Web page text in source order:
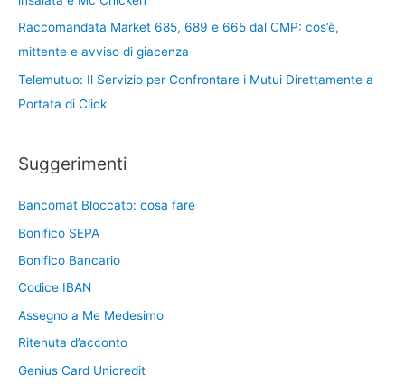
Raccomandata Market 685, 689 e 665 dal CMP: cos’è,
mittente e avviso di giacenza
Telemutuo: Il Servizio per Confrontare i Mutui Direttamente a
Portata di Click
Suggerimenti
Bancomat Bloccato: cosa fare
Bonifico SEPA
Bonifico Bancario
Codice IBAN
Assegno a Me Medesimo
Ritenuta d’acconto
Genius Card Unicredit